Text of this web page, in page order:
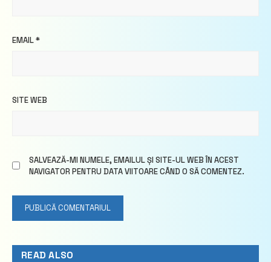
EMAIL*
SITE WEB
SALVEAZĂ-MI NUMELE, EMAILUL ȘI SITE-UL WEB ÎN ACEST
NAVIGATOR PENTRU DATA VIITOARE CÂND O SĂ COMENTEZ.
READ ALSO